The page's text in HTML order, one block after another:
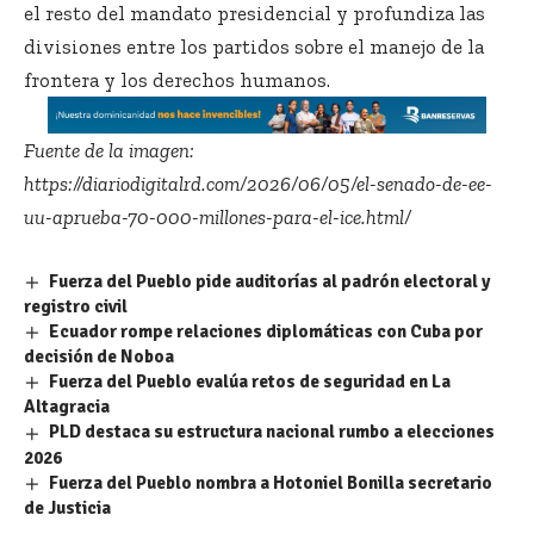
el resto del mandato presidencial y profundiza las
divisiones entre los partidos sobre el manejo de la
frontera y los derechos humanos.
Fuente de la imagen:
https://diariodigitalrd.com/2026/06/05/el-senado-de-ee-
uu-aprueba-70-000-millones-para-el-ice.html/
Fuerza del Pueblo pide auditorías al padrón electoral y
registro civil
Ecuador rompe relaciones diplomáticas con Cuba por
decisión de Noboa
Fuerza del Pueblo evalúa retos de seguridad en La
Altagracia
PLD destaca su estructura nacional rumbo a elecciones
2026
Fuerza del Pueblo nombra a Hotoniel Bonilla secretario
de Justicia